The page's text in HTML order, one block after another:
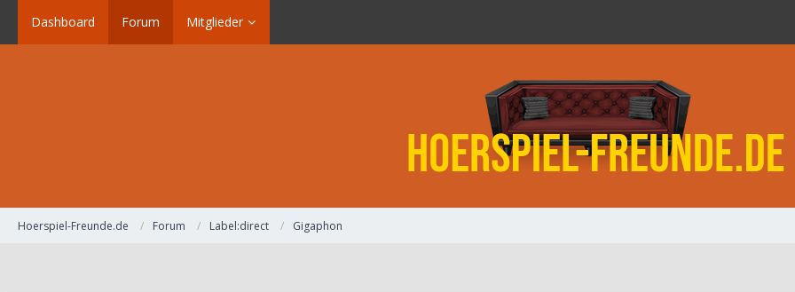
Dashboard Forum Mitglieder
Hoerspiel-Freunde.de Forum Label:direct Gigaphon